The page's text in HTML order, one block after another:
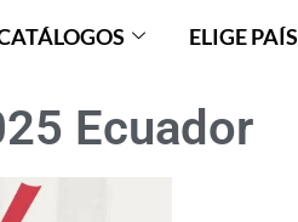
ELIGE PAÍS
Ecuador